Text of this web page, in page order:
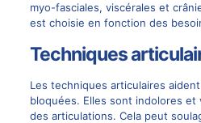
myo-fasciales, viscérales et
est choisie en fonction des
Techniques
Les techniques articulaires
bloquées. Elles sont indolores et
des articulations. Cela peut